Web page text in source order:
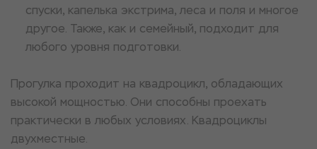
спуски, капелька экстрима, леса и поля и многое
другое. Также, как и семейный, подходит для
любого уровня подготовки.
Прогулка проходит на квадроцикл, обладающих
высокой мощностью. Они способны проехать
практически в любых условиях. Квадроциклы
двухместные.